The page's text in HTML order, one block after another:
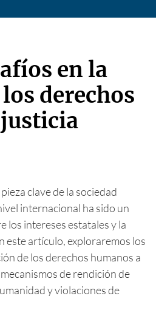
en la
derechos
clave de la sociedad
internacional ha sido un
los intereses estatales y la
este artículo, exploraremos los
de los derechos humanos a
de rendición de
y violaciones de